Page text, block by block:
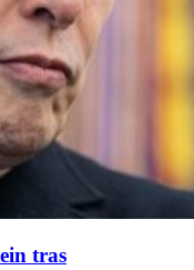
tras